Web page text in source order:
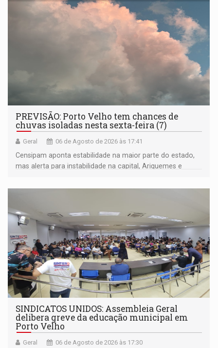
PREVISÃO: Porto Velho tem chances de
chuvas isoladas nesta sexta-feira (7)
Geral 06 de Agosto de 2026 às 17:41
Censipam aponta estabilidade na maior parte do estado,
mas alerta para instabilidade na capital, Ariquemes e
SINDICATOS UNIDOS: Assembleia Geral
delibera greve da educação municipal em
Porto Velho
Geral 06 de Agosto de 2026 às 17:30